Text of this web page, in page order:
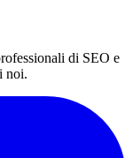
di SEO e
noi.